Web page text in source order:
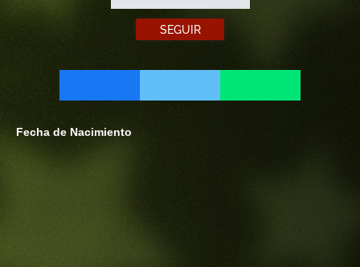
SEGUIR
Fecha de Nacimiento